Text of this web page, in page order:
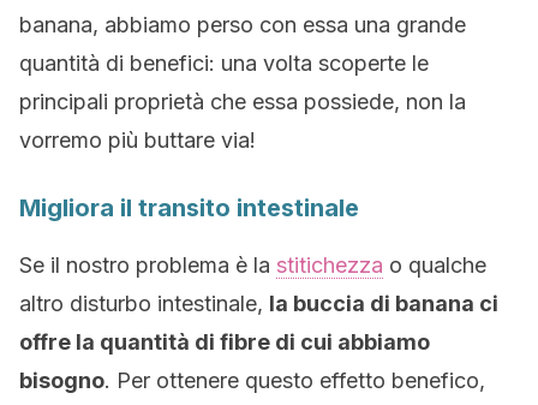
banana, abbiamo perso con essa una grande
quantità di benefici: una volta scoperte le
principali proprietà che essa possiede, non la
vorremo più buttare via!
Migliora il transito intestinale
Se il nostro problema è la stitichezza o qualche
altro disturbo intestinale, la buccia di banana ci
offre la quantità di fibre di cui abbiamo
bisogno. Per ottenere questo effetto benefico,